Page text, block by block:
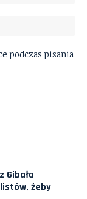
podczas pisania
Gibała
żeby